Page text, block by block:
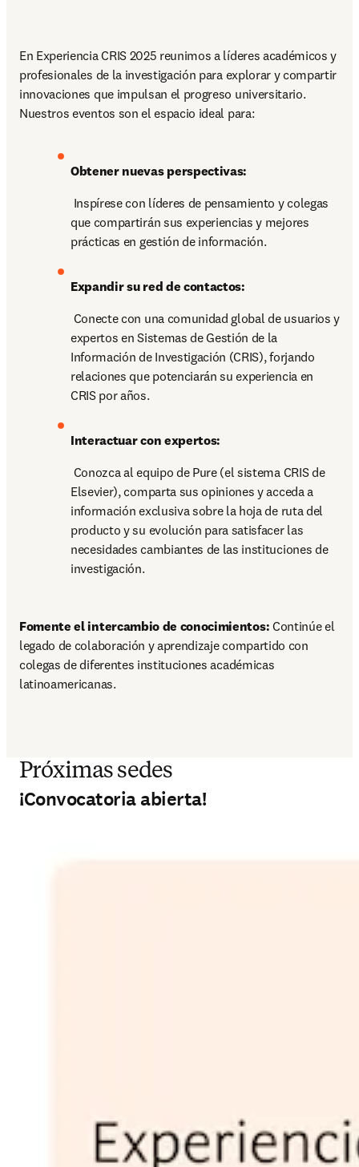
En Experiencia CRIS 2025 reunimos a líderes académicos y
profesionales de la investigación para explorar y compartir
innovaciones que impulsan el progreso universitario.
Nuestros eventos son el espacio ideal para:
Obtener nuevas perspectivas:
que compartirán sus experiencias y mejores
prácticas en gestión de información.
Expandir su red de contactos:
expertos en Sistemas de Gestión de la
Información de Investigación (CRIS), forjando
relaciones que potenciarán su experiencia en
CRIS por años.
Interactuar con expertos:
Elsevier), comparta sus opiniones y acceda a
información exclusiva sobre la hoja de ruta del
producto y su evolución para satisfacer las
necesidades cambiantes de las instituciones de
investigación.
Fomente el intercambio de conocimientos: Continúe el
legado de colaboración y aprendizaje compartido con
colegas de diferentes instituciones académicas
latinoamericanas.
Próximas sedes
¡Convocatoria abierta!